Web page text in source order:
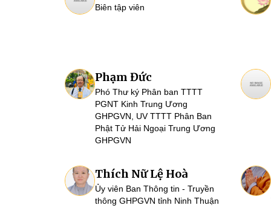
Biên tập viên
Phạm Đức
Phó Thư ký Phân ban TTTT
PGNT Kinh Trung Ương
GHPGVN, UV TTTT Phân Ban
Phật Tử Hải Ngoại Trung Ương
GHPGVN
Thích Nữ Lệ Hoà
Ủy viên Ban Thông tin - Truyền
thông GHPGVN tỉnh Ninh Thuận